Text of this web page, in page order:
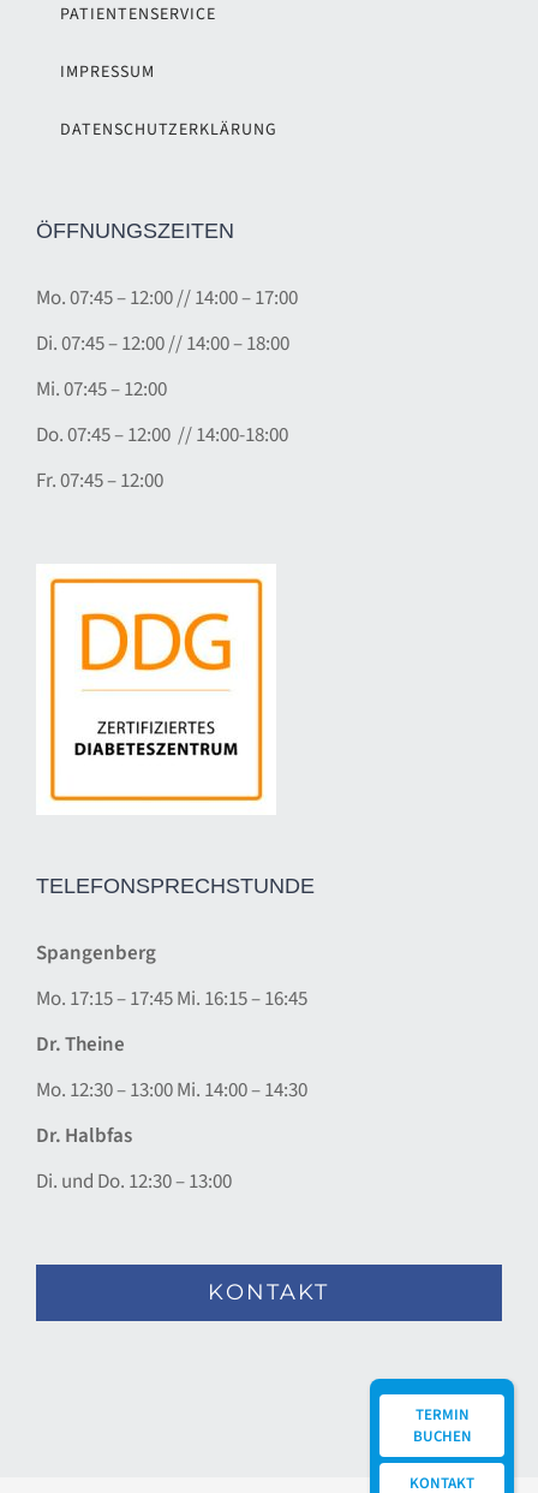
PATIENTENSERVICE
IMPRESSUM
DATENSCHUTZERKLÄRUNG
ÖFFNUNGSZEITEN
Mo.07:45 – 12:00//14:00 – 17:00
Di. 07:45 – 12:00 // 14:00 – 18:00
Mi. 07:45 – 12:00
Do. 07:45 – 12:00 // 14:00-18:00
Fr. 07:45 – 12:00
TELEFONSPRECHSTUNDE
Spangenberg
Mo. 17:15 – 17:45 Mi. 16:15 – 16:45
Dr. Theine
Mo. 12:30 – 13:00 Mi. 14:00 – 14:30
Dr. Halbfas
Di. und Do. 12:30 – 13:00
KONTAKT
TERMIN
BUCHEN
KONTAKT